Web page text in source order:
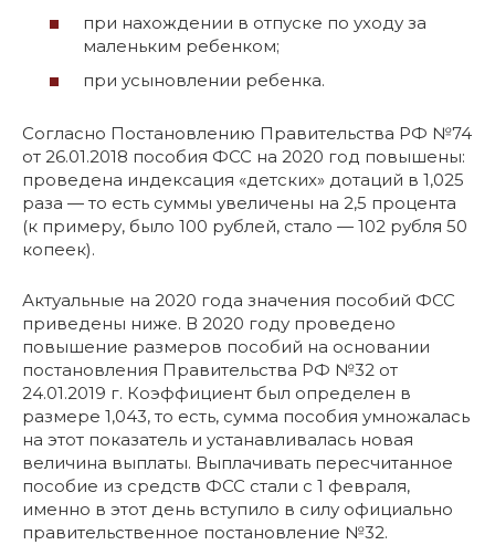
при нахождении в отпуске по уходу за
маленьким ребенком;
при усыновлении ребенка.
Согласно Постановлению Правительства РФ №74
от 26.01.2018 пособия ФСС на 2020 год повышены:
проведена индексация «детских» дотаций в 1,025
раза — то есть суммы увеличены на 2,5 процента
(к примеру, было 100 рублей, стало — 102 рубля 50
копеек).
Актуальные на 2020 года значения пособий ФСС
приведены ниже. В 2020 году проведено
повышение размеров пособий на основании
постановления Правительства РФ №32 от
24.01.2019 г. Коэффициент был определен в
размере 1,043, то есть, сумма пособия умножалась
на этот показатель и устанавливалась новая
величина выплаты. Выплачивать пересчитанное
пособие из средств ФСС стали с 1 февраля,
именно в этот день вступило в силу официально
правительственное постановление №32.